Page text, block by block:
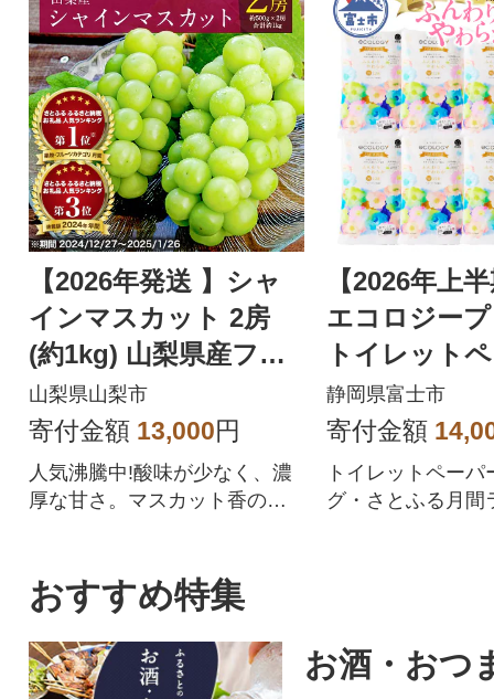
【2026年発送 】シャ
インマスカット 2房
(約1kg) 山梨県産フル
ーツ 人気のぶどう
山梨県山梨市
寄付金額 13,000円
人気沸騰中!酸味が少なく、濃
厚な甘さ。マスカット香の芳
トを中心にぶどうをたくさん
作っている農家が自信を持っ
てお届けします。
【2026年上
エコロジー
トイレット
ダブル 96ロ
品 人気
静岡県富士市
寄付金額
トイレットペーパ
グ・さとふる月間
おすすめ特集
お酒・おつ